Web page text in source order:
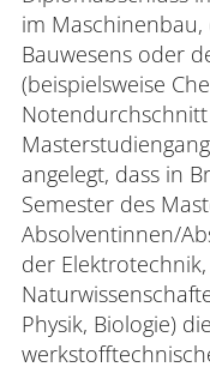
im
Bauwesens oder
(beispielsweise
angelegt, dass in
Semester des
Absolventinnen/
der
Physik, Biologie)